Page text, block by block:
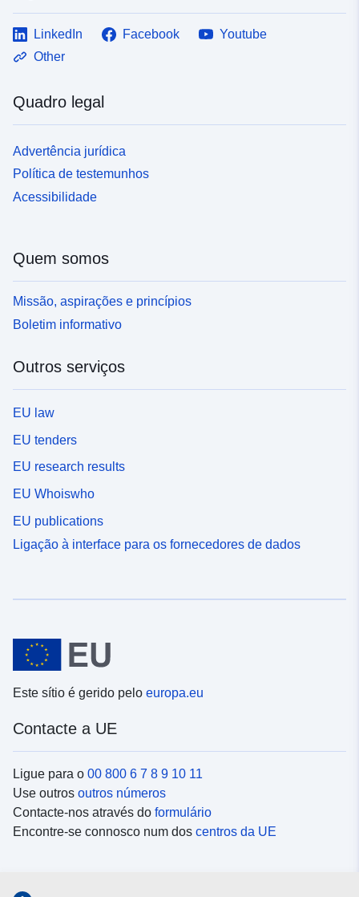
LinkedIn Facebook
Youtube
Other
Quadro legal
Advertência jurídica
Política de testemunhos
Acessibilidade
Quem somos
Missão, aspirações e princípios
Boletim informativo
Outros serviços
EU law
EU tenders
EU research results
EU Whoiswho
EU publications
Ligação à interface para os fornecedores de dados
Este sítio é gerido pelo europa.eu
Contacte a UE
Ligue para o 00 800 6 7 8 9 10 11
Use outros outros números
Contacte-nos através do formulário
Encontre-se connosco num dos centros da UE